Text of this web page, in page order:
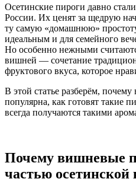
Осетинские пироги давно
России. Их ценят за щедрую
ту самую «домашнюю»
идеальным и для семейного
Но особенно нежными
вишней — сочетание
фруктового вкуса, которое
В этой статье разберём,
популярна, как готовят такие
всегда получаются такими
Почему вишневые
частью осетинской